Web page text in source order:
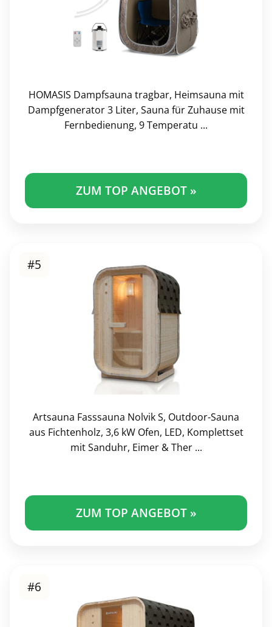
HOMASIS Dampfsauna tragbar, Heimsauna mit
Dampfgenerator 3 Liter, Sauna für Zuhause mit
Fernbedienung, 9 Temperatu ...
ZUM TOP ANGEBOT »
#5
Artsauna Fasssauna Nolvik S, Outdoor-Sauna
aus Fichtenholz, 3,6 kW Ofen, LED, Komplettset
mit Sanduhr, Eimer & Ther ...
ZUM TOP ANGEBOT »
#6